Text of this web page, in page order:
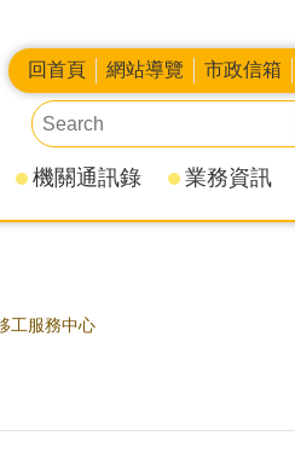
回首頁 網站導覽 市政信箱
機關通訊錄 業務資訊
工服務中心